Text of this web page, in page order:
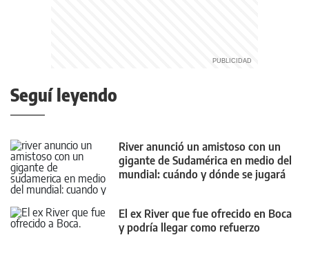
Seguí leyendo
River anunció un amistoso con un
gigante de Sudamérica en medio del
mundial: cuándo y dónde se jugará
El ex River que fue ofrecido en Boca
y podría llegar como refuerzo